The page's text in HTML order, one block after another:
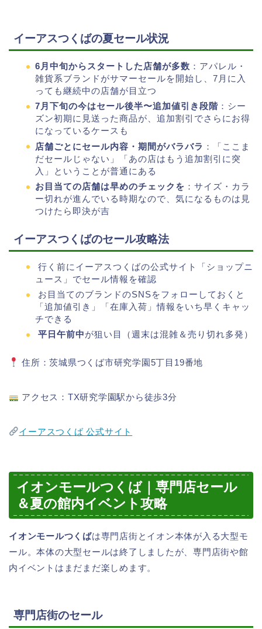
イーアスつくばの夏セール状況
6月中旬からスタートした店舗が多数 ：アパレル・
雑貨系ブランドがサマーセールを開始し、7月に入
っても継続中の店舗が目立つ
7月下旬の今はセール後半〜追加値引き段階 ：シー
ズン初期に見送った商品が、追加割引でさらにお得
になっているケースも
店舗ごとにセール内容・期間がバラバラ ：「ここま
だセールじゃない」「あの店はもう追加割引に突
入」ということが普通にある
お目当ての店舗は早めのチェックを ：サイズ・カラ
ー切れが進んでいる時期なので、気になるものは見
つけたら即決が吉
イーアスつくばのセール攻略法
行く前にイーアスつくばの公式サイト「ショップニ
ュース」でセール情報を確認
お目当てのブランドのSNSをフォローしておくと
「追加値引き」「在庫入荷」情報をいち早くキャッ
チできる
平日午前中が狙い目（週末は混雑＆売り切れ多発）
住所：茨城県つくば市研究学園5丁目19番地
アクセス：TX研究学園駅から徒歩3分
イーアスつくば 公式サイト
イオンモールつくば｜専門店セール
＆夏の館内イベント攻略
イオンモールつくばは専門店街とイオン本体が入る大型モ
ール。本体の大型セールは終了しましたが、専門店街や館
内イベントはまだまだ楽しめます。
専門店街のセール